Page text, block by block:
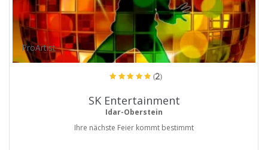
ProArtist
(2)
SK Entertainment
Idar-Oberstein
Ihre nächste Feier kommt bestimmt